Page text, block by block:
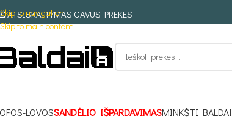
Skip to navigation
Skip to main content
ATSISKAITYMAS GAVUS PREKES
LOVOSSANDĖLIO IŠPARDAVIMASMINKŠTI BALDAI